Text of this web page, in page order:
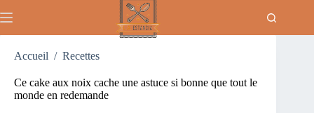
au
Accueil / Recettes
Ce cake aux noix cache une astuce si bonne que tout le
monde en redemande